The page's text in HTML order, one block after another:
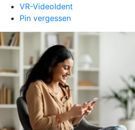
VR-VideoIdent
Pin vergessen